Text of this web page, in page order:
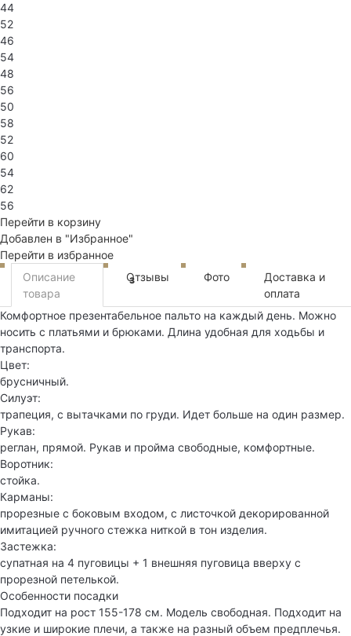
44
52
46
54
48
56
50
58
52
60
54
62
56
Перейти в корзину
Добавлен в "Избранное"
Перейти в избранное
Описание
товара
Отзывы
3 Фото
Доставка и
оплата
Комфортное презентабельное пальто на каждый день. Можно
носить с платьями и брюками. Длина удобная для ходьбы и
транспорта.
Цвет:
брусничный.
Силуэт:
трапеция, с вытачками по груди. Идет больше на один размер.
Рукав:
реглан, прямой. Рукав и пройма свободные, комфортные.
Воротник:
стойка.
Карманы:
прорезные с боковым входом, с листочкой декорированной
имитацией ручного стежка ниткой в тон изделия.
Застежка:
супатная на 4 пуговицы + 1 внешняя пуговица вверху с
прорезной петелькой.
Особенности посадки
Подходит на рост 155-178 см. Модель свободная. Подходит на
узкие и широкие плечи, а также на разный объем предплечья.